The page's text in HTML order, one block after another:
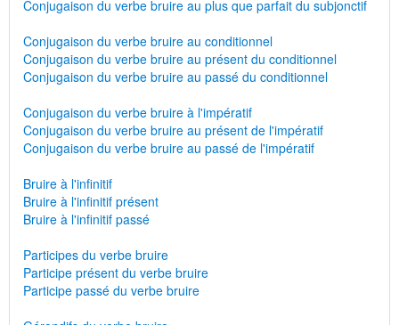
Conjugaison du verbe bruire au plus que parfait du subjonctif
Conjugaison du verbe bruire au conditionnel
Conjugaison du verbe bruire au présent du conditionnel
Conjugaison du verbe bruire au passé du conditionnel
Conjugaison du verbe bruire à l'impératif
Conjugaison du verbe bruire au présent de l'impératif
Conjugaison du verbe bruire au passé de l'impératif
Bruire à l'infinitif
Bruire à l'infinitif présent
Bruire à l'infinitif passé
Participes du verbe bruire
Participe présent du verbe bruire
Participe passé du verbe bruire